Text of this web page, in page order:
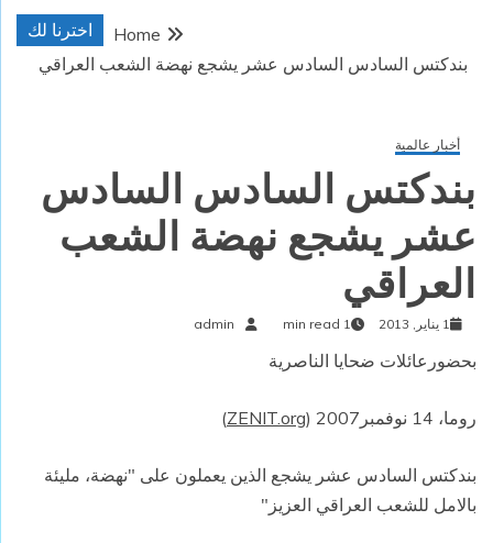
اخترنا لك
Home
بندكتس السادس السادس عشر يشجع نهضة الشعب العراقي
أخبار عالمية
بندكتس السادس السادس
عشر يشجع نهضة الشعب
العراقي
1 يناير, 2013 1 min read
admin
بحضورعائلات ضحايا الناصرية
روما، 14 نوفمبر2007 ( ZENIT.org
)
بندكتس السادس عشر يشجع الذين يعملون على "نهضة، مليئة
بالامل للشعب العراقي العزيز"